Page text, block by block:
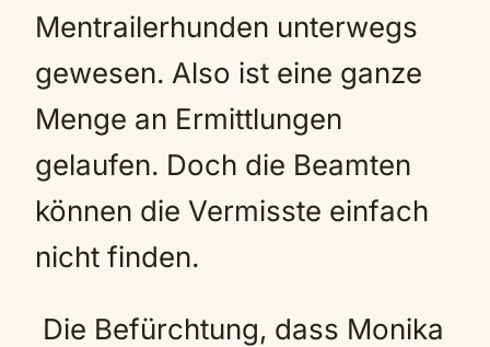
Mentrailerhunden unterwegs
gewesen. Also ist eine ganze
Menge an Ermittlungen
gelaufen. Doch die Beamten
können die Vermisste einfach
nicht finden.
Die Befürchtung, dass Monika